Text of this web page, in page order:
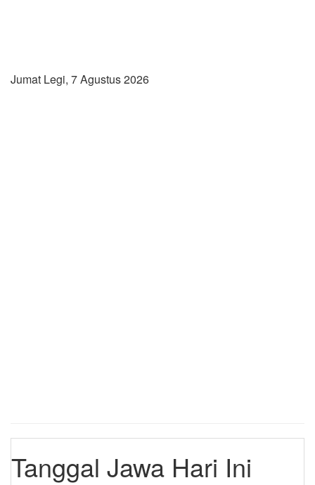
Jumat Legi, 7 Agustus 2026
Tanggal Jawa Hari Ini